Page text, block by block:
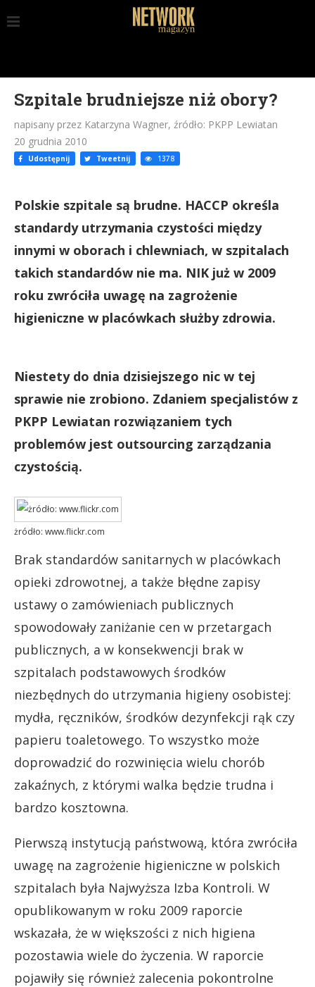
Szpitale brudniejsze niż obory?
napisany przez Katarzyna Wagner, źródło: PKPP Lewiatan
20 grudnia 2010
Udostępnij Tweetnij 1378
Polskie szpitale są brudne. HACCP określa
standardy utrzymania czystości między
innymi w oborach i chlewniach, w szpitalach
takich standardów nie ma. NIK już w 2009
roku zwróciła uwagę na zagrożenie
higieniczne w placówkach służby zdrowia.
Niestety do dnia dzisiejszego nic w tej
sprawie nie zrobiono. Zdaniem specjalistów z
PKPP Lewiatan rozwiązaniem tych
problemów jest outsourcing zarządzania
czystością.
żródło: www.flickr.com
Brak standardów sanitarnych w placówkach
opieki zdrowotnej, a także błędne zapisy
ustawy o zamówieniach publicznych
spowodowały zaniżanie cen w przetargach
publicznych, a w konsekwencji brak w
szpitalach podstawowych środków
niezbędnych do utrzymania higieny osobistej:
mydła, ręczników, środków dezynfekcji rąk czy
papieru toaletowego. To wszystko może
doprowadzić do rozwinięcia wielu chorób
zakaźnych, z którymi walka będzie trudna i
bardzo kosztowna.
Pierwszą instytucją państwową, która zwróciła
uwagę na zagrożenie higieniczne w polskich
szpitalach była Najwyższa Izba Kontroli. W
opublikowanym w roku 2009 raporcie
wskazała, że w większości z nich higiena
pozostawia wiele do życzenia. W raporcie
pojawiły się również zalecenia pokontrolne